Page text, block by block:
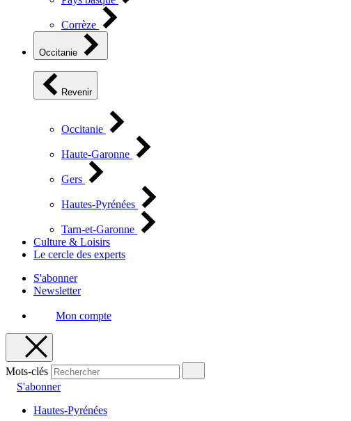
Corrèze
Occitanie
Revenir
Occitanie
Haute-Garonne
Gers
Hautes-Pyrénées
Tarn-et-Garonne
Culture & Loisirs
Le cercle des experts
S'abonner
Newsletter
Mon compte
Mots-clés
S'abonner
Hautes-Pyrénées